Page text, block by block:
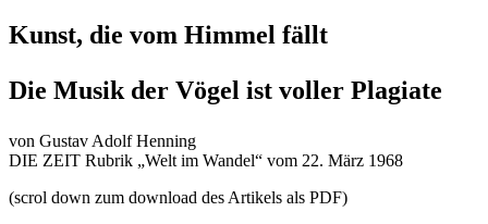
Kunst, die vom Himmel fällt
Die Musik der Vögel ist voller Plagiate
von Gustav Adolf Henning
DIE ZEIT Rubrik „Welt im Wandel“ vom 22. März 1968
(scrol down zum download des Artikels als PDF)